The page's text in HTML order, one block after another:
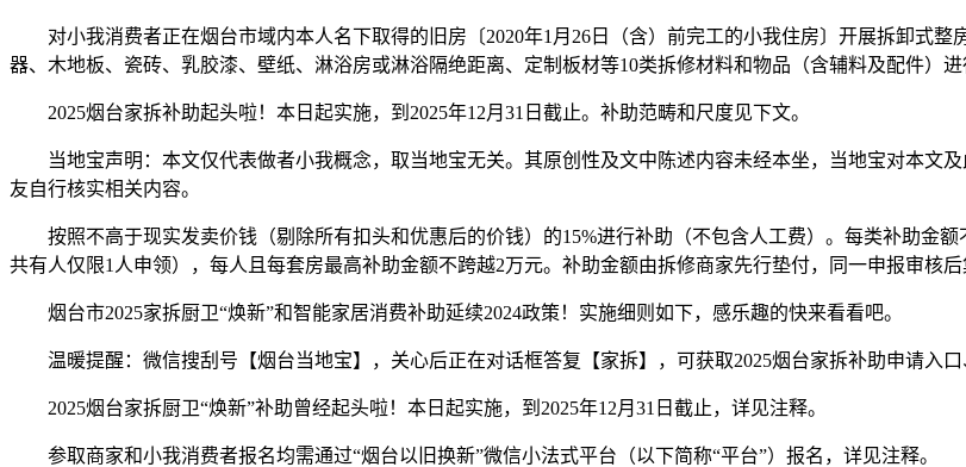
对小我消费者正在烟台市域内本人名下取得的旧房〔2020年1月26日（含）前完工的小我住房〕开展拆卸式整
器、木地板、瓷砖、乳胶漆、壁纸、淋浴房或淋浴隔绝距离、定制板材等10类拆修材料和物品（含辅料及配件）进
2025烟台家拆补助起头啦！本日起实施，到2025年12月31日截止。补助范畴和尺度见下文。
当地宝声明：本文仅代表做者小我概念，取当地宝无关。其原创性及文中陈述内容未经本坐，当地宝对本文
友自行核实相关内容。
按照不高于现实发卖价钱（剔除所有扣头和优惠后的价钱）的15%进行补助（不包含人工费）。每类补助金额
共有人仅限1人申领），每人且每套房最高补助金额不跨越2万元。补助金额由拆修商家先行垫付，同一申报审核后
烟台市2025家拆厨卫“焕新”和智能家居消费补助延续2024政策！实施细则如下，感乐趣的快来看看吧。
温暖提醒：微信搜刮号【烟台当地宝】，关心后正在对话框答复【家拆】，可获取2025烟台家拆补助申请入口
2025烟台家拆厨卫“焕新”补助曾经起头啦！本日起实施，到2025年12月31日截止，详见注释。
参取商家和小我消费者报名均需通过“烟台以旧换新”微信小法式平台（以下简称“平台”）报名，详见注释。